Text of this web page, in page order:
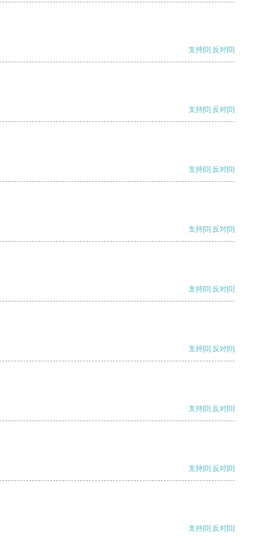
支持[0] 反对[0]
支持[0] 反对[0]
支持[0] 反对[0]
支持[0] 反对[0]
支持[0] 反对[0]
支持[0] 反对[0]
支持[0] 反对[0]
支持[0] 反对[0]
支持[0] 反对[0]